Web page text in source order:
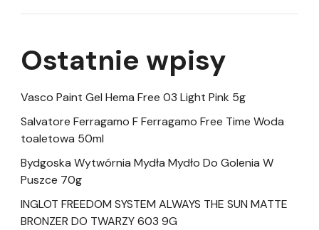
Ostatnie wpisy
Vasco Paint Gel Hema Free 03 Light Pink 5g
Salvatore Ferragamo F Ferragamo Free Time Woda
toaletowa 50ml
Bydgoska Wytwórnia Mydła Mydło Do Golenia W
Puszce 70g
INGLOT FREEDOM SYSTEM ALWAYS THE SUN MATTE
BRONZER DO TWARZY 603 9G